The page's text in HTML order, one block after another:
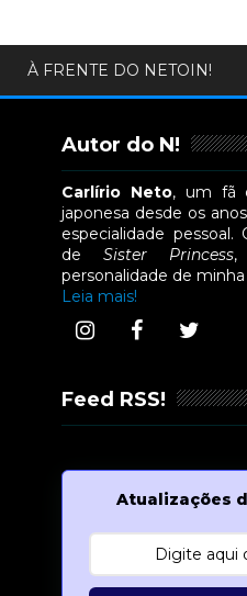
À FRENTE DO NETOIN!
Autor do N!
Carlírio Neto, um fã
japonesa desde os
especialidade
deSister Princess,
personalidade de
Leia mais!
Feed RSS!
Atualizações